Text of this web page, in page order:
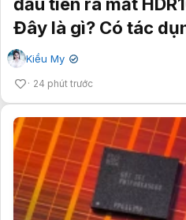
Đây là gì? Có tác
Kiều My ✔
24 phút trước